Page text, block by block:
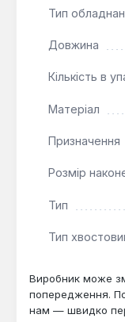
Тип
Довжина
Кількість в
Матеріал
Призначення
Розмір
Тип
Тип
Виробник може
попередження.
нам — швидко